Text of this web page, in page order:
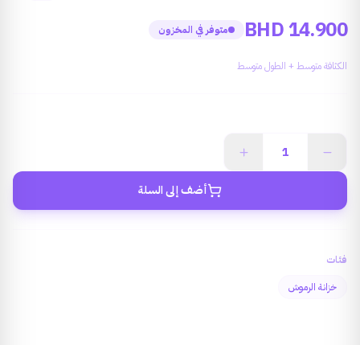
BHD14.900 متوفر في المخزون
الكثافة متوسط + الطول متوسط
أضف إلى السلة
فئات
خزانة الرموش